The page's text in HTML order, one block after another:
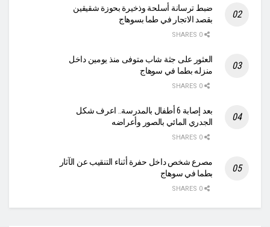
ضبط ترسانة أسلحة وذخيرة بحوزة شقيقين
بقصد الاتجار في طما بسوهاج
العثور على جثة شاب متوفى منذ يومين داخل
منزله بطما في سوهاج
بعد إصابة 6 أطفال بالمدرسة.. اعرف شكل
الجدري المائي بالصور وأعراضه
مصرع شخص داخل حفرة أثناء التنقيب عن الآثار
بطما في سوهاج